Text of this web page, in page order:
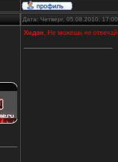
Дата: Четверг, 05.08.2010,
Хидан , Не можешь не